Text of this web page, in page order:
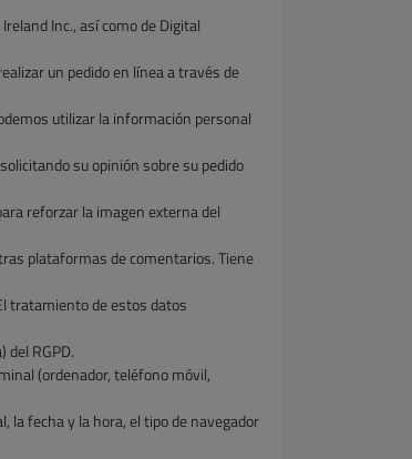
Inc., así como de Digital
un pedido en línea a través de
utilizar la información personal
su opinión sobre su pedido
reforzar la imagen externa del
plataformas de comentarios. Tiene
tratamiento de estos datos
RGPD.
(ordenador, teléfono móvil,
la fecha y la hora, el tipo de navegador